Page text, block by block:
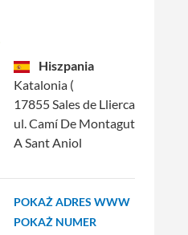
Hiszpania
Katalonia (
17855 Sales de Llierca
ul. Camí De Montagut
A Sant Aniol
POKAŻ ADRES WWW
POKAŻ NUMER